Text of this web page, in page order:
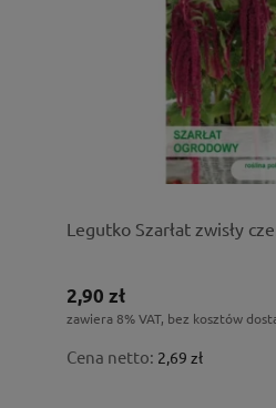
Legutko Szarłat zwisły
2,90 zł
zawiera 8% VAT, bez kosztów
Cena netto: 2,69 zł